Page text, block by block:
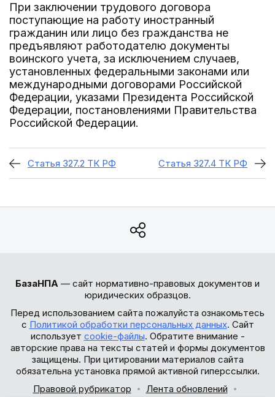
При заключении трудового договора
поступающие на работу иностранный
гражданин или лицо без гражданства не
предъявляют работодателю документы
воинского учета, за исключением случаев,
установленных федеральными законами или
международными договорами Российской
Федерации, указами Президента Российской
Федерации, постановлениями Правительства
Российской Федерации.
Статья 327.2 ТК РФ Статья 327.4 ТК РФ
БазаНПА — сайт нормативно-правовых документов и
юридических образцов.
Перед использованием сайта пожалуйста ознакомьтесь
с Политикой обработки персональных данных. Сайт
использует cookie-файлы. Обратите внимание -
авторские права на тексты статей и формы документов
защищены. При цитировании материалов сайта
обязательна установка прямой активной гиперссылки.
Правовой рубрикатор
Лента обновлений